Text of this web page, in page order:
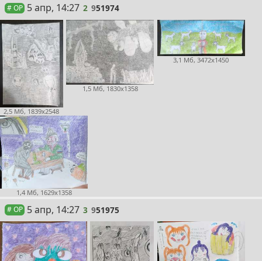
# OP 2
5 апр, 14:27 2 951974
2,5 Мб, 1839x2548
1,5 Мб, 1830x1358
3,1 Мб, 3472x1450
1,4 Мб, 1629x1358
# OP 3
5 апр, 14:27 3 951975